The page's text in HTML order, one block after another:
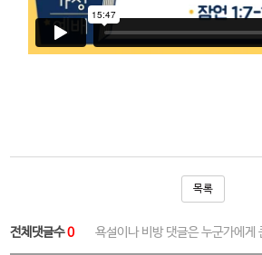
목록
전체댓글수0 욕설이나 비방 댓글은 누군가에게